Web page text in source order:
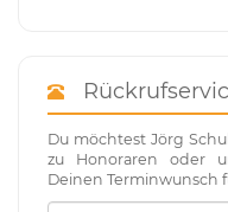
Du möchtest Jörg
zu Honoraren oder
Deinen Terminwunsch